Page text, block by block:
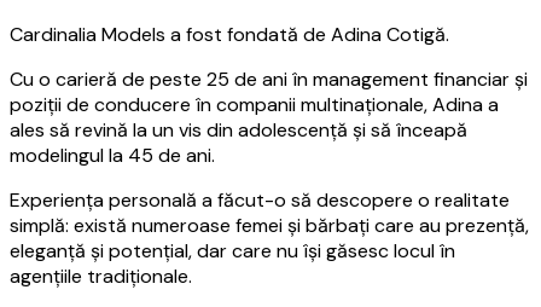
Cardinalia Models a fost fondată de Adina Cotigă.
Cu o carieră de peste 25 de ani în management financiar și
poziții de conducere în companii multinaționale, Adina a
ales să revină la un vis din adolescență și să înceapă
modelingul la 45 de ani.
Experiența personală a făcut-o să descopere o realitate
simplă: există numeroase femei și bărbați care au prezență,
eleganță și potențial, dar care nu își găsesc locul în
agențiile tradiționale.